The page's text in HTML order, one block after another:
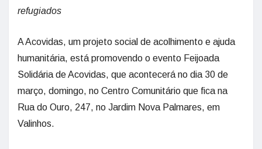
refugiados
A Acovidas, um projeto social de acolhimento e ajuda
humanitária, está promovendo o evento Feijoada
Solidária de Acovidas, que acontecerá no dia 30 de
março, domingo, no Centro Comunitário que fica na
Rua do Ouro, 247, no Jardim Nova Palmares, em
Valinhos.